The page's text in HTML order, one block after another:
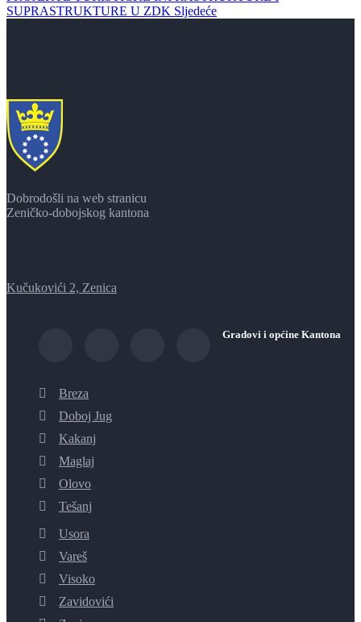
SUPRASTRUKTURE U ZDK Sljedeće
Dobrodošli na web stranicu
Zeničko-dobojskog kantona
Kučukovići 2, Zenica
Gradovi i općine Kantona
Breza
Doboj Jug
Kakanj
Maglaj
Olovo
Tešanj
Usora
Vareš
Visoko
Zavidovići